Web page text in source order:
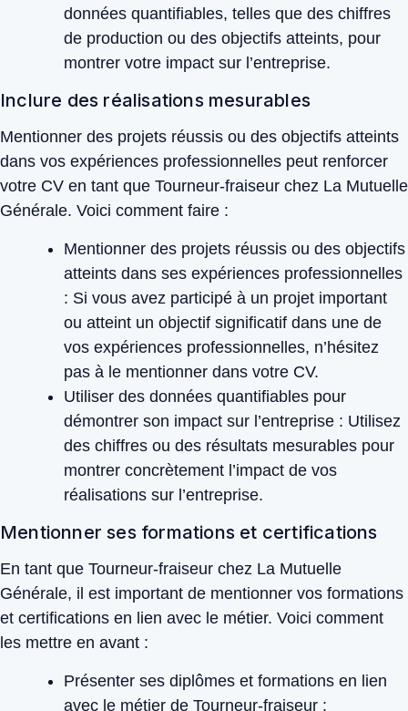
données quantifiables, telles que des chiffres
de production ou des objectifs atteints, pour
montrer votre impact sur l’entreprise.
Inclure des réalisations mesurables
Mentionner des projets réussis ou des objectifs atteints
dans vos expériences professionnelles peut renforcer
votre CV en tant que Tourneur-fraiseur chez La Mutuelle
Générale. Voici comment faire :
Mentionner des projets réussis ou des objectifs
atteints dans ses expériences professionnelles
: Si vous avez participé à un projet important
ou atteint un objectif significatif dans une de
vos expériences professionnelles, n’hésitez
pas à le mentionner dans votre CV.
Utiliser des données quantifiables pour
démontrer son impact sur l’entreprise : Utilisez
des chiffres ou des résultats mesurables pour
montrer concrètement l’impact de vos
réalisations sur l’entreprise.
Mentionner ses formations et certifications
En tant que Tourneur-fraiseur chez La Mutuelle
Générale, il est important de mentionner vos formations
et certifications en lien avec le métier. Voici comment
les mettre en avant :
Présenter ses diplômes et formations en lien
avec le métier de Tourneur-fraiseur :